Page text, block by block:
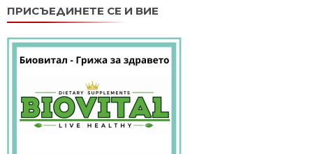
ПРИСЪЕДИНЕТЕ СЕ И ВИЕ